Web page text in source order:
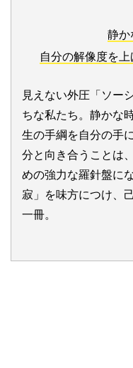
静か
自分の解像度を
見えない外圧「ソー
ちな私たち。静かな
生の手綱を自分の手
分と向き合うことは
めの強力な羅針盤に
寂」を味方につけ、
一冊。